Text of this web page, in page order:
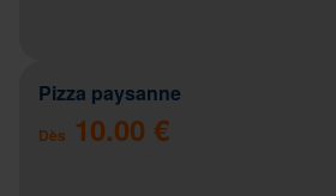
Pizza paysanne
Dès 10.00 €